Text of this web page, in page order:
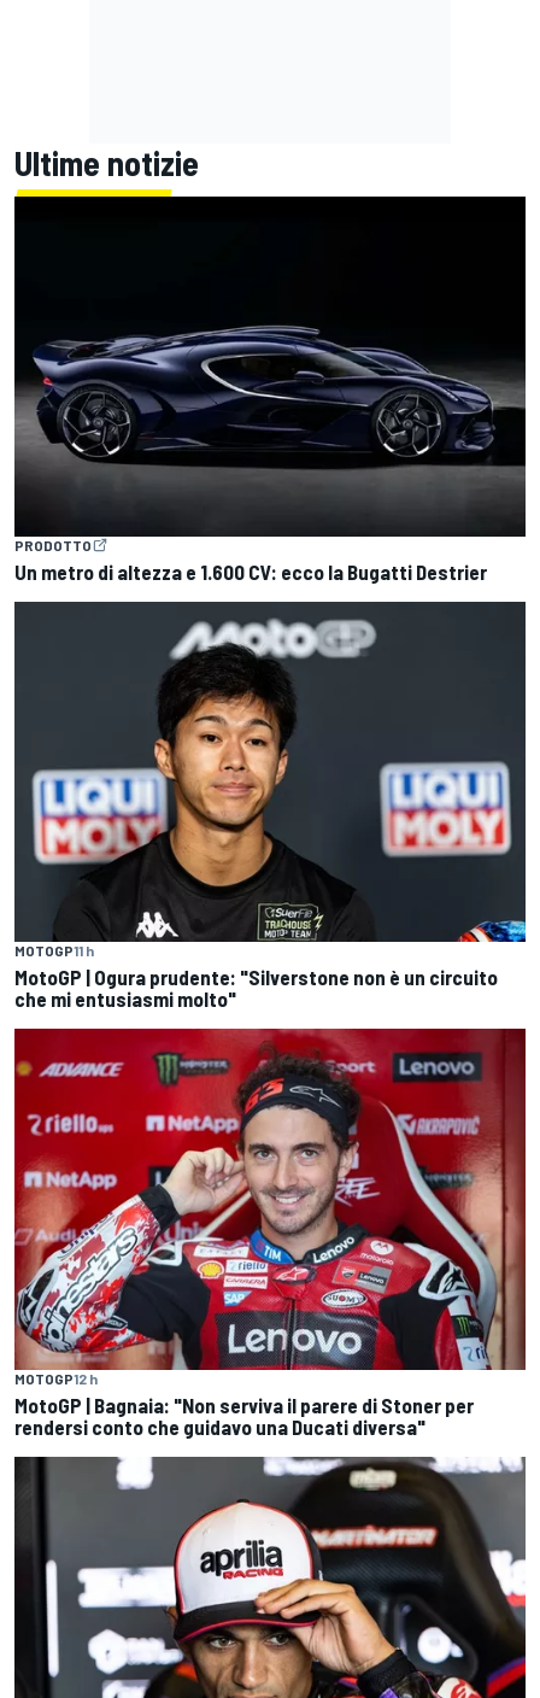
Ultime notizie
PRODOTTO
Un metro di altezza e 1.600 CV: ecco la Bugatti Destrier
MOTOGP11 h
MotoGP | Ogura prudente: "Silverstone non è un circuito
che mi entusiasmi molto"
MOTOGP12 h
MotoGP | Bagnaia: "Non serviva il parere di Stoner per
rendersi conto che guidavo una Ducati diversa"